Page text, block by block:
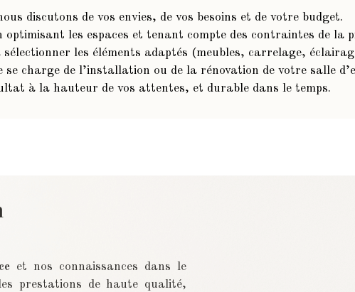
discutons de vos envies, de vos besoins et de votre budget.
les espaces et tenant compte des contraintes de la
sélectionner les éléments adaptés (meubles, carrelage,
charge de l’installation ou de la rénovation de votre salle
à la hauteur de vos attentes, et durable dans le temps.
et nos connaissances dans le
prestations de haute qualité,